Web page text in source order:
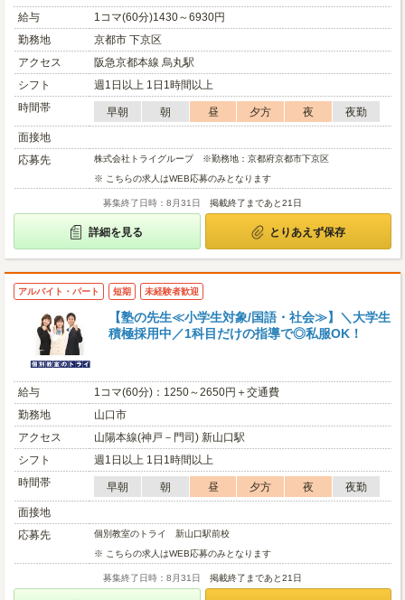
給与
1コマ(60分)1430～6930円
勤務地
京都市 下京区
アクセス
阪急京都本線 烏丸駅
シフト
週1日以上 1日1時間以上
時間帯
早朝 朝 昼 夕方 夜
夜勤
面接地
応募先
株式会社トライグループ ※勤務地：京都府京都市下京区
※ こちらの求人はWEB応募のみとなります
募集終了日時：8月31日 掲載終了まであと21日
詳細を見る とりあえず保存
アルバイト・パート 短期 未経験者歓迎
【塾の先生≪小学生対象/国語・社会≫】＼大学生
積極採用中／1科目だけの指導で◎私服OK！
給与
1コマ(60分)：1250～2650円＋交通費
勤務地
山口市
アクセス
山陽本線(神戸－門司) 新山口駅
シフト
週1日以上 1日1時間以上
時間帯
早朝 朝 昼 夕方 夜
夜勤
面接地
応募先
個別教室のトライ 新山口駅前校
※ こちらの求人はWEB応募のみとなります
募集終了日時：8月31日 掲載終了まであと21日